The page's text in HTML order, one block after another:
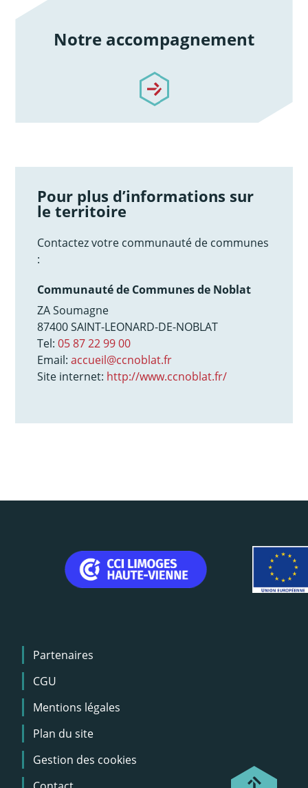
Notre accompagnement
/notre-accompagnement
Pour plus d’informations sur
le territoire
Contactez votre communauté de communes
:
Communauté de Communes de Noblat
ZA Soumagne
87400 SAINT-LEONARD-DE-NOBLAT
Tel:05 87 22 99 00
Email:accueil@ccnoblat.fr
Site internet: http://www.ccnoblat.fr/
Menu
Pied
de
page
Partenaires
CGU
Mentions légales
Plan du site
Gestion des cookies